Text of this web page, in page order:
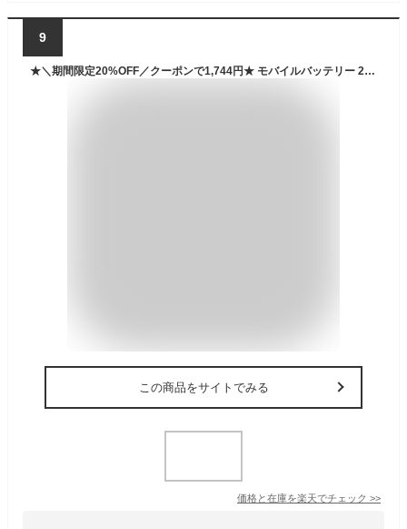
9
★＼期間限定20%OFF／クーポンで1,744円★ モバイルバッテリー 20W急速充電 大容量 軽量 小型 20000mAh 災害用 停電対策 急速充電 スマホ 充電器 薄型 4台同時充電 ケーブル不要 大容量 LED残量表示 iPhone Android PSE認証済 停電対策 アウトドア 防災
この商品をサイトでみる
価格と在庫を楽天でチェック >>